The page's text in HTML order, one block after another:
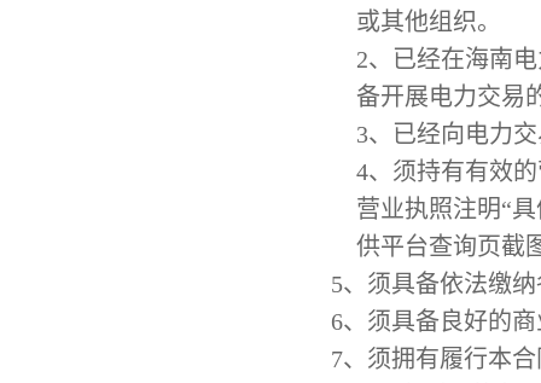
或其他组织。
2、
已经在海南
备开展电力交易
3、已经向电力
4、 须持有有效
营业执照注明“
供平台查询页截
5、 须具备依法缴
6、 须具备良好的
7、 须拥有履行本